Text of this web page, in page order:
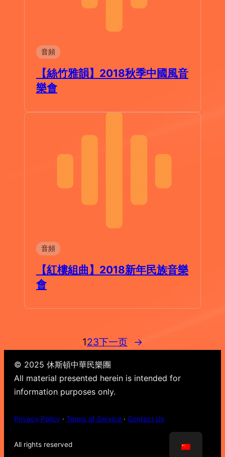
音頻
【絲竹雅韻】2018秋季中國風音
樂會
音頻
【紅樓組曲】2018新年民族音樂
會
123下一页 →
© 2025 休斯頓中華民樂團
All material presented herein is intended for
information purposes only.
Privacy Policy · Terms of Service · Contact Us
All rights reserved